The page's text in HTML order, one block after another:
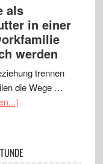
als
in einer
werden
trennen
die Wege …